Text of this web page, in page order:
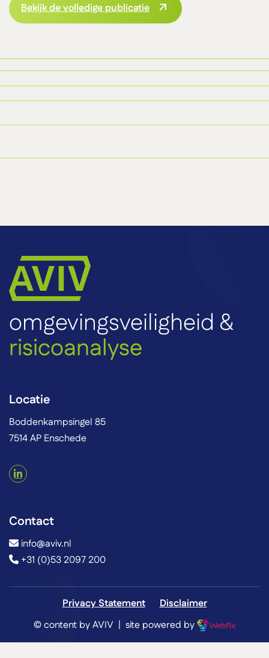
Bekijk de volledige publicatie
omgevingsveiligheid &
risicoanalyse
Locatie
Boddenkampsingel 85
7514 AP Enschede
Contact
info@aviv.nl
+31 (0)53 2097 200
Privacy Statement
Disclaimer
© content by AVIV | site powered by